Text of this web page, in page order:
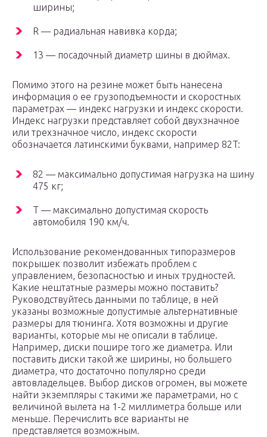
ширины;
R — радиальная навивка корда;
13 — посадочный диаметр шины в дюймах.
Помимо этого на резине может быть нанесена
информация о ее грузоподъемности и скоростных
параметрах — индекс нагрузки и индекс скорости.
Индекс нагрузки представляет собой двухзначное
или трехзначное число, индекс скорости
обозначается латинскими буквами, например 82T:
82 — максимально допустимая нагрузка на шину
475 кг;
T — максимально допустимая скорость
автомобиля 190 км/ч.
Использование рекомендованных типоразмеров
покрышек позволит избежать проблем с
управлением, безопасностью и иных трудностей.
Какие нештатные размеры можно поставить?
Руководствуйтесь данными по таблице, в ней
указаны возможные допустимые альтернативные
размеры для тюнинга. Хотя возможны и другие
варианты, которые мы не описали в таблице.
Например, диски пошире того же диаметра. Или
поставить диски такой же ширины, но большего
диаметра, что достаточно популярно среди
автовладельцев. Выбор дисков огромен, вы можете
найти экземпляры с такими же параметрами, но с
величиной вылета на 1-2 миллиметра больше или
меньше. Перечислить все варианты не
представляется возможным.